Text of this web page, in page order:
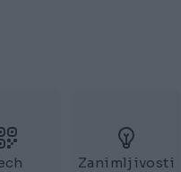
Zanimljivosti